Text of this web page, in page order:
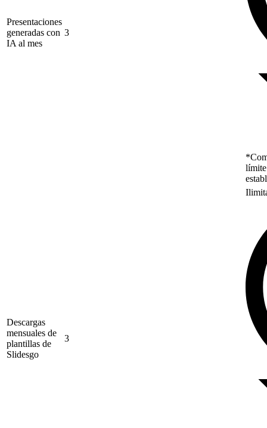
Presentaciones
generadas con
IA al mes
3
Descargas
mensuales de
plantillas de
Slidesgo
3